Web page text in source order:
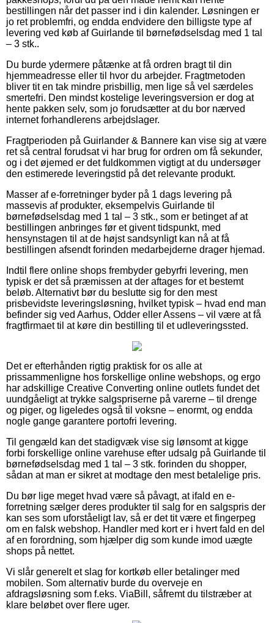
bestillingen når det passer ind i din kalender. Løsningen er
jo ret problemfri, og endda endvidere den billigste type af
levering ved køb af Guirlande til børnefødselsdag med 1 tal
– 3 stk..
Du burde ydermere påtænke at få ordren bragt til din
hjemmeadresse eller til hvor du arbejder. Fragtmetoden
bliver tit en tak mindre prisbillig, men lige så vel særdeles
smertefri. Den mindst kostelige leveringsversion er dog at
hente pakken selv, som jo forudsætter at du bor nærved
internet forhandlerens arbejdslager.
Fragtperioden på Guirlander & Bannere kan vise sig at være
ret så central forudsat vi har brug for ordren om få sekunder,
og i det øjemed er det fuldkommen vigtigt at du undersøger
den estimerede leveringstid på det relevante produkt.
Masser af e-forretninger byder på 1 dags levering på
massevis af produkter, eksempelvis Guirlande til
børnefødselsdag med 1 tal – 3 stk., som er betinget af at
bestillingen anbringes før et givent tidspunkt, med
hensynstagen til at de højst sandsynligt kan nå at få
bestillingen afsendt forinden medarbejderne drager hjemad.
Indtil flere online shops frembyder gebyrfri levering, men
typisk er det så præmissen at der aftages for et bestemt
beløb. Alternativt bør du beslutte sig for den mest
prisbevidste leveringsløsning, hvilket typisk – hvad end man
befinder sig ved Aarhus, Odder eller Assens – vil være at få
fragtfirmaet til at køre din bestilling til et udleveringssted.
Det er efterhånden rigtig praktisk for os alle at
prissammenligne hos forskellige online webshops, og ergo
har adskillige Creative Converting online outlets fundet det
uundgåeligt at trykke salgspriserne på varerne – til drenge
og piger, og ligeledes også til voksne – enormt, og endda
nogle gange garantere portofri levering.
Til gengæld kan det stadigvæk vise sig lønsomt at kigge
forbi forskellige online varehuse efter udsalg på Guirlande til
børnefødselsdag med 1 tal – 3 stk. forinden du shopper,
sådan at man er sikret at modtage den mest betalelige pris.
Du bør lige meget hvad være så påvagt, at ifald en e-
forretning sælger deres produkter til salg for en salgspris der
kan ses som uforståeligt lav, så er det tit være et fingerpeg
om en falsk webshop. Handler med kort er i hvert fald en del
af en forordning, som hjælper dig som kunde imod uægte
shops på nettet.
Vi slår generelt et slag for kortkøb eller betalinger med
mobilen. Som alternativ burde du overveje en
afdragsløsning som f.eks. ViaBill, såfremt du tilstræber at
klare beløbet over flere uger.